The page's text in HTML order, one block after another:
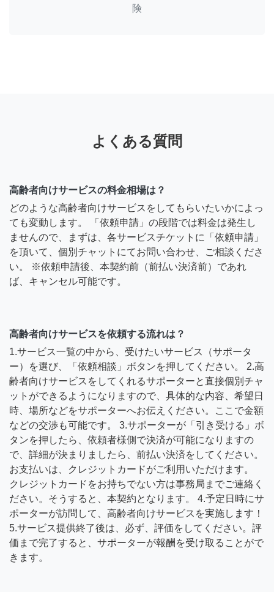
険
よくある質問
高齢者向けサービスの料金相場は？
どのような高齢者向けサービスをしてもらいたいかによっ
ても変動します。 「依頼申請」の段階では料金は発生し
ませんので、まずは、各サービスチケットに「依頼申請」
を頂いて、個別チャットにてお問い合わせ、ご相談くださ
い。 ※依頼申請後、本契約前（前払い決済前）であれ
ば、キャンセル可能です。
高齢者向けサービスを依頼する流れは？
1.サービス一覧の中から、受けたいサービス（サポータ
ー）を選び、「依頼相談」ボタンを押してください。 2.高
齢者向けサービスをしてくれるサポーターと直接個別チャ
ットができるようになりますので、具体的な内容、希望日
時、場所などをサポーターへお伝えください。ここで金額
などの交渉も可能です。 3.サポーターが「引き受ける」ボ
タンを押したら、依頼者様側で決済が可能になりますの
で、詳細が決まりましたら、前払い決済をしてください。
お支払いは、クレジットカードがご利用いただけます。
クレジットカードをお持ちでない方は事務局までご連絡く
ださい。そうすると、本契約となります。 4.予定日時にサ
ポーターが訪問して、高齢者向けサービスを実施します！
5.サービス提供終了後は、必ず、評価をしてください。評
価まで完了すると、サポーターが報酬を受け取ることがで
きます。